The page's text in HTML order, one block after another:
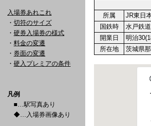
入場券あれこれ
・ 切符のサイズ
・ 硬券入場券の様式
・ 料金の変遷
・ 券面の変遷
・ 硬入プレミアの条件
凡例
■…駅写真あり
◆…入場券画像あり
所属
JR東日
国鉄時
水戸鉄
開業日
明治
所在地
茨城県